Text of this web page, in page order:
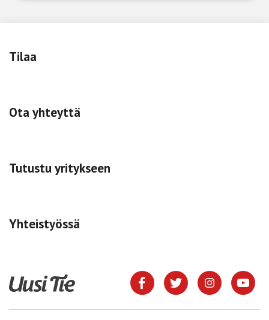
Tilaa
Ota yhteyttä
Tutustu yritykseen
Yhteistyössä